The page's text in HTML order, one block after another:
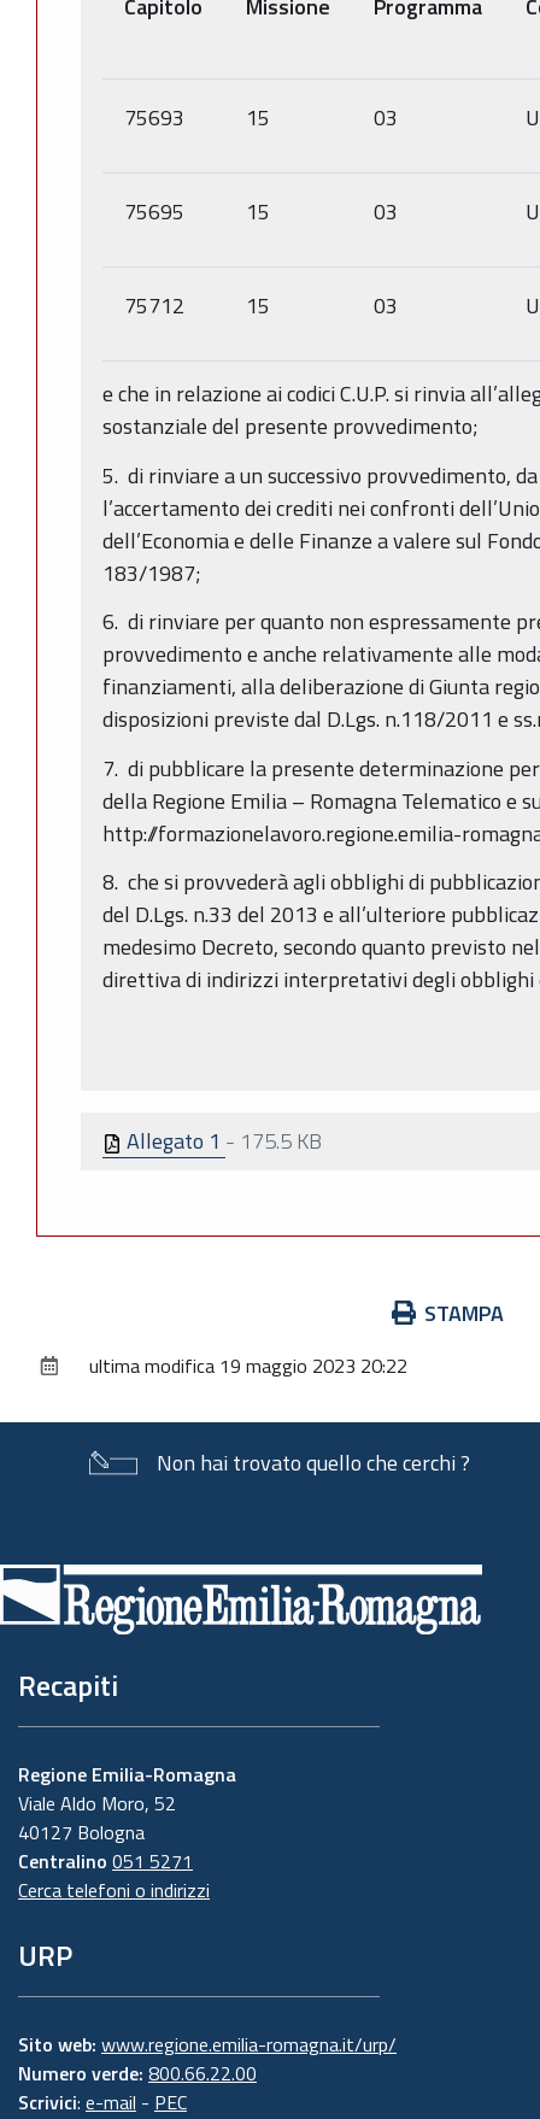
75693 15 03
75695 15 03
75712 15 03
e che in relazione ai codici C.U.P. si rinvia
sostanziale del presente provvedimento;
5. di rinviare a un successivo provvedimento,
l’accertamento dei crediti nei confronti
dell’Economia e delle Finanze a valere sul
183/1987;
6. di rinviare per quanto non espressamente
provvedimento e anche relativamente alle
finanziamenti, alla deliberazione di Giunta
disposizioni previste dal D.Lgs. n.118/2011 e
7. di pubblicare la presente determinazione
della Regione Emilia – Romagna Telematico e
http://formazionelavoro.regione.emilia-
8. che si provvederà agli obblighi di
del D.Lgs. n.33 del 2013 e all’ulteriore
medesimo Decreto, secondo quanto previsto
direttiva di indirizzi interpretativi degli obblighi
Allegato 1 - 175.5 KB
documento
STAMPA
ultima modifica 19 maggio 2023 20:22
Non hai trovato quello che cerchi ?
di
pagina
Recapiti
Regione Emilia-Romagna
Viale Aldo Moro, 52
40127 Bologna
Centralino 051 5271
Cerca telefoni o indirizzi
URP
Sito web: www.regione.emilia-romagna.it/urp/
Numero verde: 800.66.22.00
Scrivici: e-mail - PEC